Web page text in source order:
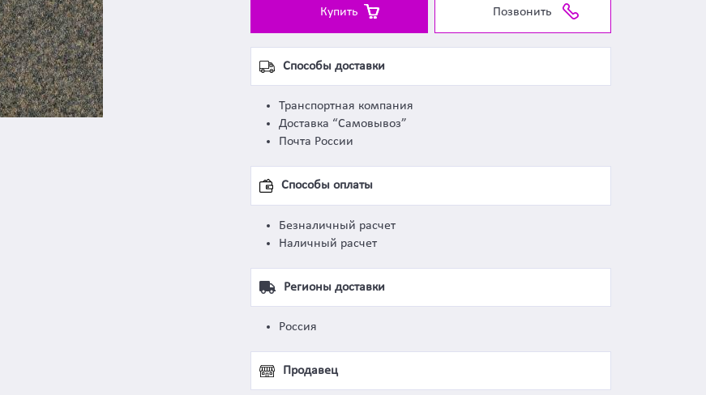
Купить Позвонить
Способы доставки
Транспортная компания
Доставка “Самовывоз”
Почта России
Способы оплаты
Безналичный расчет
Наличный расчет
Регионы доставки
Россия
Продавец